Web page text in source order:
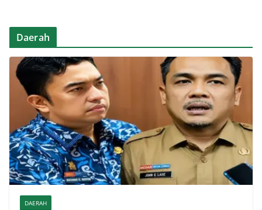
Daerah
DAERAH